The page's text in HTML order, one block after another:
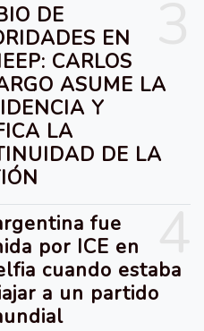
DE
EN
CARLOS
ASUME LA
Y
LA
DE LA
fue
por ICE en
cuando estaba
a un partido